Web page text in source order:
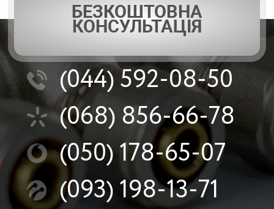
БЕЗКОШТОВНА
КОНСУЛЬТАЦІЯ
(044)592-08-50
(068) 856-66-78
(050)178-65-07
(093)198-13-71